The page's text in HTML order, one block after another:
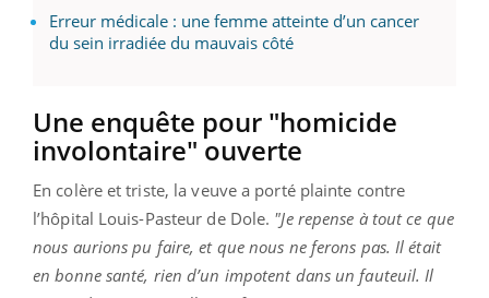
Erreur médicale : une femme atteinte d’un cancer
du sein irradiée du mauvais côté
Une enquête pour "homicide
involontaire" ouverte
En colère et triste, la veuve a porté plainte contre
l’hôpital Louis-Pasteur de Dole. "Je repense à tout ce que
nous aurions pu faire, et que nous ne ferons pas. Il était
en bonne santé, rien d’un impotent dans un fauteuil. Il